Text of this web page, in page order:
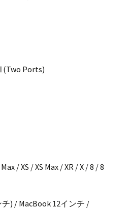
Ports)
/ XS / XS Max / XR / X / 8 / 8
) / MacBook 12インチ /